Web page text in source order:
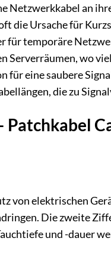
Netzwerkkabel an
die Ursache für
für temporäre
wo
eine saubere
die zu
Patchkabel
von elektrischen
Die zweite
und -dauer